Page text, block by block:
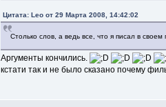
Цитата: Leo от 29 Марта 2008, 14:42:02
Столько слов, а ведь все, что я писал в
Аргументы кончились.
кстати так и не было сказано почему